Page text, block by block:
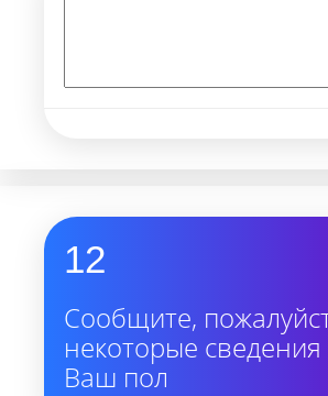
12
Сообщите,
некоторые сведения
Ваш пол